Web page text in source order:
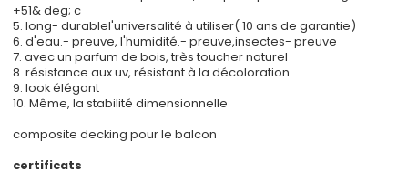
+51& deg; c
5. long- durablel'universalité à utiliser( 10 ans de garantie)
6. d'eau.- preuve, l'humidité.- preuve,insectes- preuve
7. avec un parfum de bois, très toucher naturel
8. résistance aux uv, résistant à la décoloration
9. look élégant
10. Même, la stabilité dimensionnelle
composite decking pour le balcon
certificats